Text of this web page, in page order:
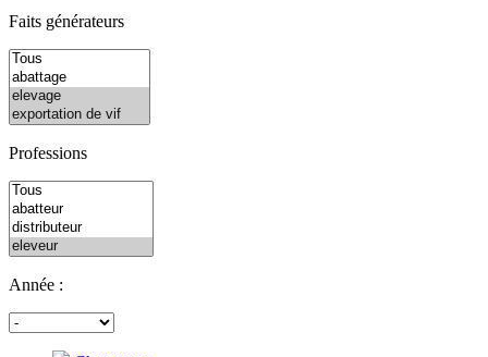
Faits générateurs
Professions
Année :